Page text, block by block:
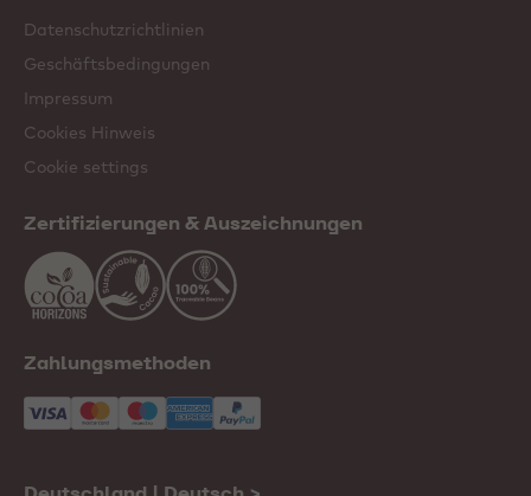
Datenschutzrichtlinien
Geschäftsbedingungen
Impressum
Cookies Hinweis
Cookie settings
Zertifizierungen & Auszeichnungen
Zahlungsmethoden